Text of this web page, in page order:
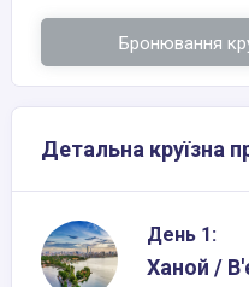
Бронювання
Детальна круїзна
День 1:
Ханой /